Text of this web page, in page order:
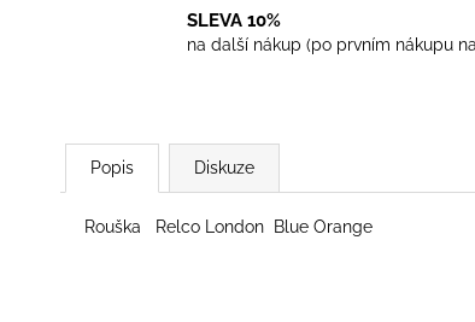
SLEVA 10%
na další nákup (po prvním nákupu
Popis Diskuze
Rouška Relco London Blue Orange